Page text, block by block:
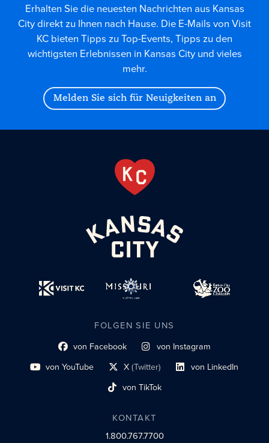
Erhalten Sie die neuesten Nachrichten aus Kansas
City direkt zu Ihnen nach Hause. Die E-Mails von Visit
KC bieten Tipps zu Top-Events, Tipps zu den
wichtigsten Erlebnissen in Kansas City und vieles
mehr.
Melden Sie sich für Neuigkeiten an
FOLGEN SIE UNS
Link zum sozialen Profil
von Facebook Link zum sozialen Profil
von Instagram
Link zum sozialen Profil
von YouTube X(Twitter)
Social-Profil-Link Link zum sozialen Profil
von LinkedIn
Link zum sozialen Profil
von TikTok
KONTAKT
1.800.767.7700